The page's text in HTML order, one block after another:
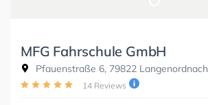
MFG Fahrschule GmbH
Pfauenstraße 6, 79822 Langenordnach
14 Reviews